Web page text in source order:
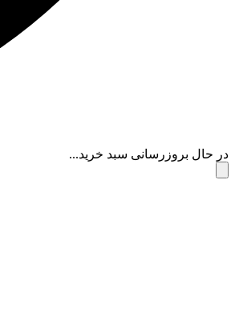
در حال بروزرسانی سبد خرید...